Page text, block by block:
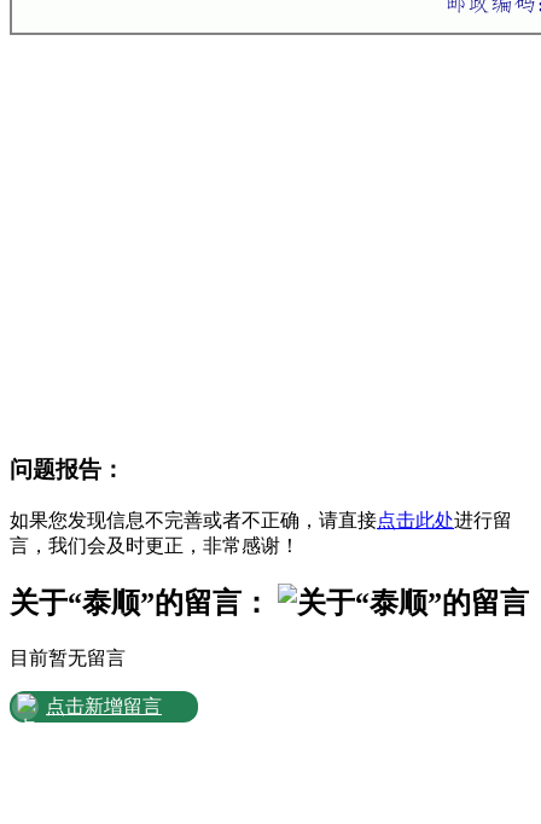
问题报告：
如果您发现信息不完善或者不正确，请直接点击此处进行留
言，我们会及时更正，非常感谢！
关于“泰顺”的留言：
目前暂无留言
点击新增留言